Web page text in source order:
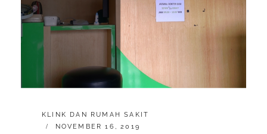
CATEGORIES:
KLINK DAN RUMAH SAKIT
POSTED
NOVEMBER 16, 2019